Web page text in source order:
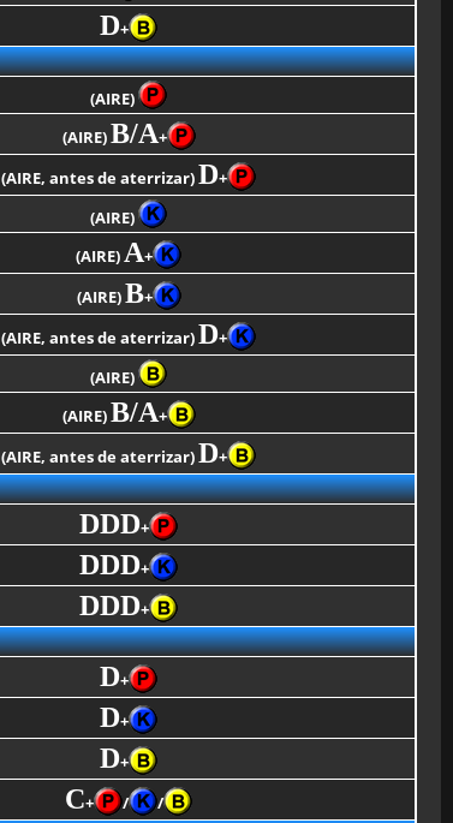
D+
(AIRE)
(AIRE)B/A+
(AIRE, antes de aterrizar)D+
(AIRE)
(AIRE) A+
(AIRE)B+
(AIRE, antes de aterrizar)D+
(AIRE)
(AIRE)B/A+
(AIRE, antes de aterrizar)D+
DDD+
DDD+
DDD+
D+
D+
D+
C+ /
/